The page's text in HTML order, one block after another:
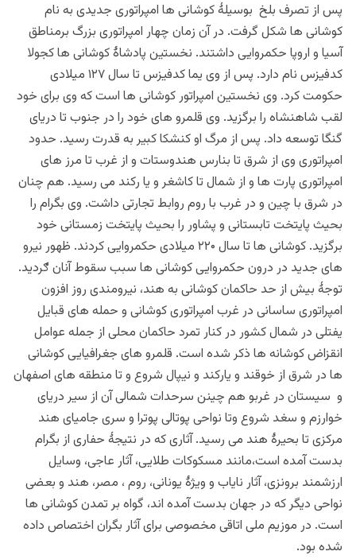
پس از تصرف بلخ بوسیلۀ کوشانی ها امپراتوری جدیدی به نام
کوشانی ها شکل گرفت. در آن زمان چهار امپراتوری بزرگ برمناطق
آسیا و اروپا حکمروایی داشتند. نخستین پادشاۀ کوشانی ها کجولا
کدفیزس نام دارد. پس از وی یما کدفیزس تا سال ۱۲۷ میلادی
حکومت کرد. وی نخستین امپراتور کوشانی ها است که وی برای خود
لقب شاهنشاه را برگزید. وی قلمرو های خود را در جنوب تا دریای
گنگا توسعه داد. پس از مرگ او کنشکا کبیر به قدرت رسید. حدود
امپراتوری وی از شرق تا بنارس هندوستات و از غرب تا مرز های
امپراتوری پارت ها و از شمال تا کاشغر و یا رکند می رسید. هم چنان
در شرق با چین و در غرب با روم روابط تجارتی داشت. وی بگرام را
بحیث پایتخت تابستانی و پشاور را بحیث پایتخت زمستانی خود
برگزید. کوشانی ها تا سال ۲۲۰ میلادی حکمروایی کردند. ظهور نیرو
های جدید در درون حکمروایی کوشانی ها سبب سقوط آنان ګردید.
توجۀ بیش از حد حاکمان کوشانی به هند، نیرومندی روز افزون
امپراتوری ساسانی در غرب امپراتوری کوشانی و حمله های قبایل
یفتلی در شمال کشور در کنار تمرد حاکمان محلی از جمله عوامل
انقزاض کوشانه ها ذکر شده است. قلمرو های جغرافیایی کوشانی
ها در شرق از خوقند و یارکند و نیپال شروع و تا منطقه های اصفهان
و سیستان در غربو هم چینن سرحدات شمالی آن از سیر دریای
خوارزم و سغد شروع وتا نواحی پوتالی پوترا و سری جامیای هند
مرکزی تا بحیرۀ هند می رسید. آثاری که در نتیجۀ حفاری از بگرام
بدست آمده است،مانند مسکوکات طلایی، آثار عاجی، وسایل
ارزشمند برونزی، آثار نایاب و ویژۀ یونانی، روم ، مصر، هند و بعضی
نواحی دیگر که در جهان بدست آمده اند، گواه بر تمدن کوشانی ها
است. در موزیم ملی اتاقی مخصوصی برای آثار بگران اختصاص داده
شده بود.